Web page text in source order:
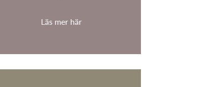
Läs mer här